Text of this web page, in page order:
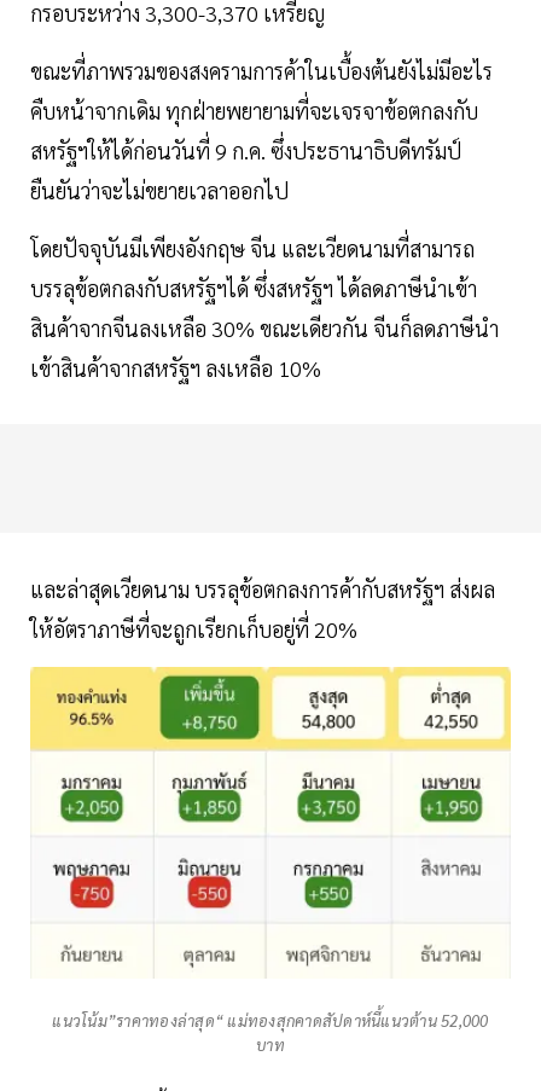
กรอบระหว่าง 3,300-3,370 เหรียญ
ขณะที่ภาพรวมของสงครามการค้าในเบื้องต้นยังไม่มีอะไร
คืบหน้าจากเดิม ทุกฝ่ายพยายามที่จะเจรจาข้อตกลงกับ
สหรัฐฯให้ได้ก่อนวันที่ 9 ก.ค. ซึ่งประธานาธิบดีทรัมป์
ยืนยันว่าจะไม่ขยายเวลาออกไป
โดยปัจจุบันมีเพียงอังกฤษ จีน และเวียดนามที่สามารถ
บรรลุข้อตกลงกับสหรัฐฯได้ ซึ่งสหรัฐฯ ได้ลดภาษีนําเข้า
สินค้าจากจีนลงเหลือ 30% ขณะเดียวกัน จีนก็ลดภาษีนํา
เข้าสินค้าจากสหรัฐฯ ลงเหลือ 10%
และล่าสุดเวียดนาม บรรลุข้อตกลงการค้ากับสหรัฐฯ ส่งผล
ให้อัตราภาษีที่จะถูกเรียกเก็บอยู่ที่ 20%
แนวโน้ม”ราคาทองล่าสุด“ แม่ทองสุกคาดสัปดาห์นี้แนวต้าน 52,000
บาท